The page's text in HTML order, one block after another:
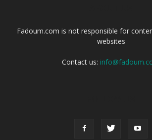
Fadoum.com is not responsible for
websites
Contact us: